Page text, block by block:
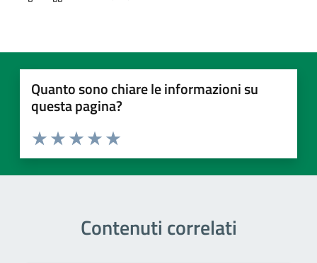
Quanto sono chiare le informazioni su
questa pagina?
Valuta 5 stelle su 5
Valuta 4 stelle su 5
Valuta 3 stelle su 5
Valuta 2 stelle su 5
Valuta 1 stelle su 5
Contenuti correlati